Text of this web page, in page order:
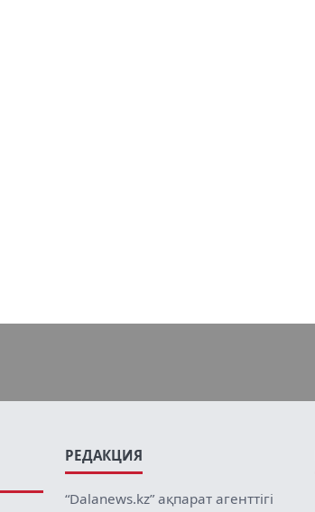
РЕДАКЦИЯ
“Dalanews.kz” ақпарат агенттігі